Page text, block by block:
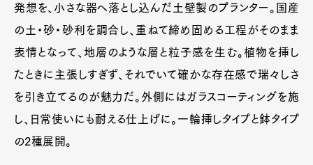
発想を、小さな器へ落とし込んだ土壁製のプランター。国産
の土・砂・砂利を調合し、重ねて締め固める工程がそのまま
表情となって、地層のような層と粒子感を生む。植物を挿し
たときに主張しすぎず、それでいて確かな存在感で瑞々しさ
を引き立てるのが魅力だ。外側にはガラスコーティングを施
し、日常使いにも耐える仕上げに。一輪挿しタイプと鉢タイプ
の2種展開。